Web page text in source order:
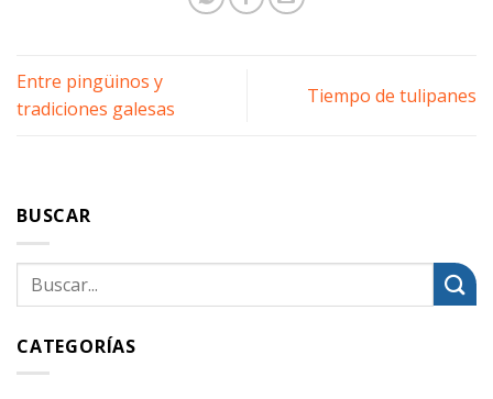
Entre pingüinos y
tradiciones galesas
Tiempo de tulipanes
BUSCAR
CATEGORÍAS